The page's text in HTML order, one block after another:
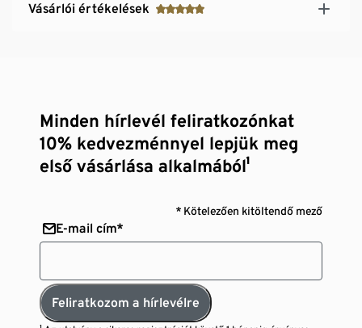
Vásárlói értékelések
Minden hírlevél feliratkozónkat
10% kedvezménnyel lepjük meg
első vásárlása alkalmából¹
* Kötelezően kitöltendő mező
E-mail cím*
Feliratkozom a hírlevélre